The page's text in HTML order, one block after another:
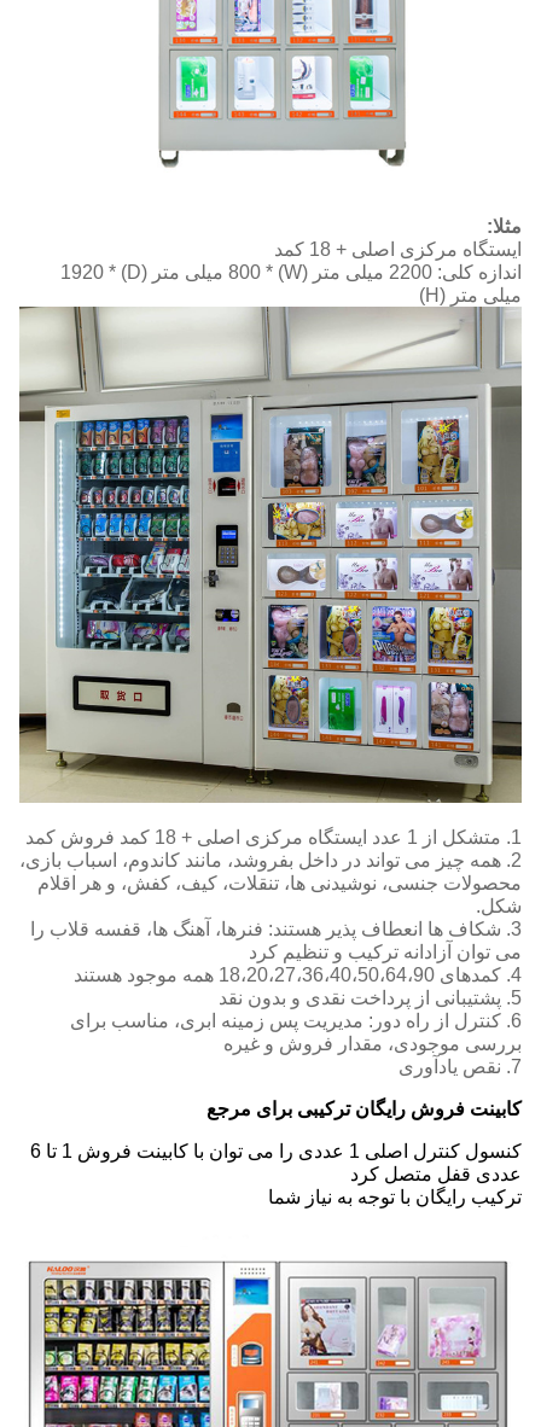
اصلی + 18 کمد
اندازه کلی: 2200 میلی متر (W) * 800 میلی متر (D) * 1920
می تواند در داخل بفروشد، مانند کاندوم، اسباب بازی،
نوشیدنی ها، تنقلات، کیف، کفش، و هر اقلام
انعطاف پذیر هستند: فنرها، آهنگ ها، قفسه قلاب را
ترکیب و تنظیم کرد
از راه دور: مدیریت پس زمینه ابری، مناسب برای
مقدار فروش و غیره
رایگان ترکیبی برای مرجع
کنسول کنترل اصلی 1 عددی را می توان با کابینت فروش 1 تا 6
متصل کرد
با توجه به نیاز شما